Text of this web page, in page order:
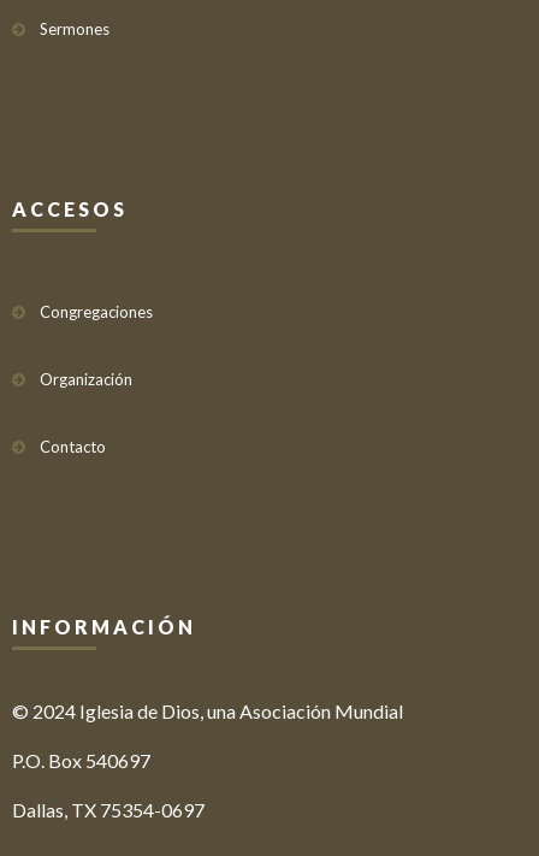
Sermones
ACCESOS
Congregaciones
Organización
Contacto
INFORMACIÓN
© 2024 Iglesia de Dios, una Asociación Mundial
P.O. Box 540697
Dallas, TX 75354-0697